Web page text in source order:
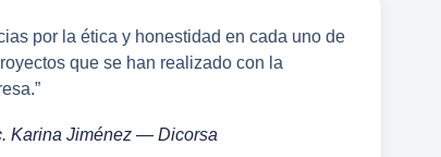
por la ética y honestidad en cada uno de
que se han realizado con la
Karina Jiménez — Dicorsa